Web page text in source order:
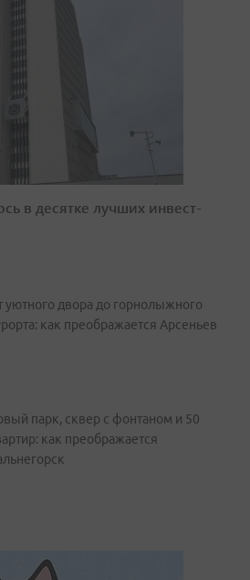
в десятке лучших инвест-
уютного двора до горнолыжного
как преображается Арсеньев
парк, сквер с фонтаном и 50
как преображается